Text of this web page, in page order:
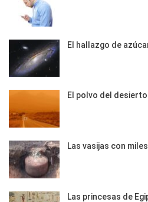
El hallazgo de
El polvo del
Las vasijas con
Las princesas de